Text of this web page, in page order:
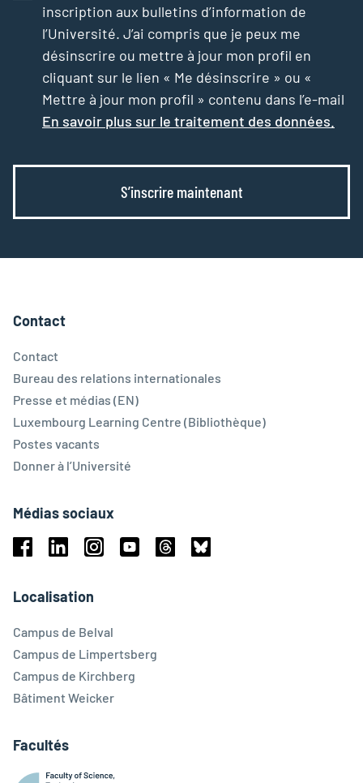
inscription aux bulletins d’information de
l’Université. J’ai compris que je peux me
désinscrire ou mettre à jour mon profil en
cliquant sur le lien « Me désinscrire » ou «
Mettre à jour mon profil » contenu dans l’e-mail
En savoir plus sur le traitement des données.
S’inscrire maintenant
Contact
Contact
Bureau des relations internationales
Presse et médias (EN)
Luxembourg Learning Centre (Bibliothèque)
Postes vacants
Donner à l’Université
Médias sociaux
Localisation
Campus de Belval
Campus de Limpertsberg
Campus de Kirchberg
Bâtiment Weicker
Facultés